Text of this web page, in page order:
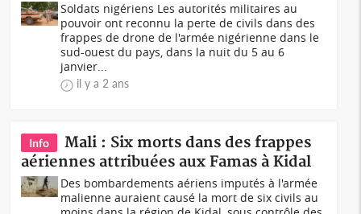
Soldats nigériens Les autorités militaires au
pouvoir ont reconnu la perte de civils dans des
frappes de drone de l'armée nigérienne dans le
sud-ouest du pays, dans la nuit du 5 au 6
janvier...
il y a 2 ans
Info
Mali : Six morts dans des frappes
aériennes attribuées aux Famas à Kidal
Des bombardements aériens imputés à l'armée
malienne auraient causé la mort de six civils au